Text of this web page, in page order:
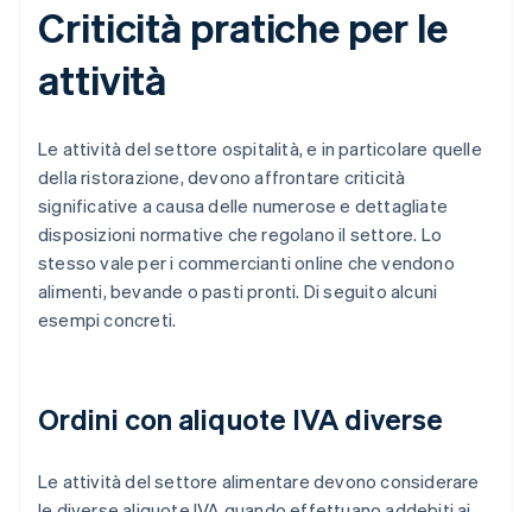
Criticità pratiche per le
attività
Le attività del settore ospitalità, e in particolare quelle
della ristorazione, devono affrontare criticità
significative a causa delle numerose e dettagliate
disposizioni normative che regolano il settore. Lo
stesso vale per i commercianti online che vendono
alimenti, bevande o pasti pronti. Di seguito alcuni
esempi concreti.
Ordini con aliquote IVA diverse
Le attività del settore alimentare devono considerare